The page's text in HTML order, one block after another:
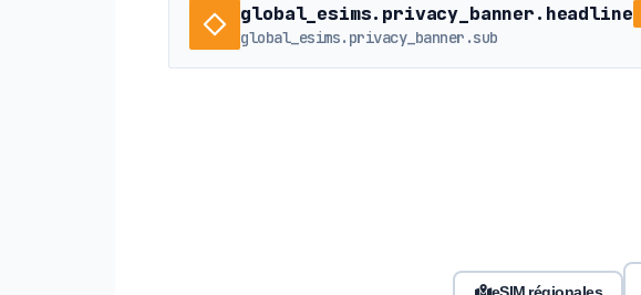
global_esims.privacy_banner.headline
global_esims.privacy_banner.sub